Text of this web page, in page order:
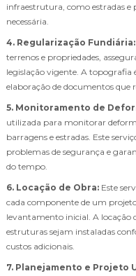
infraestrutura, como estradas e
necessária.
4. Regularização Fundiária:
terrenos e propriedades,
legislação vigente. A topografia
elaboração de documentos que
5. Monitoramento de
utilizada para monitorar
barragens e estradas. Este
problemas de segurança e
do tempo.
6. Locação de Obra: Este
cada componente de um
levantamento inicial. A locação
estruturas sejam instaladas
custos adicionais.
7. Planejamento e Projeto